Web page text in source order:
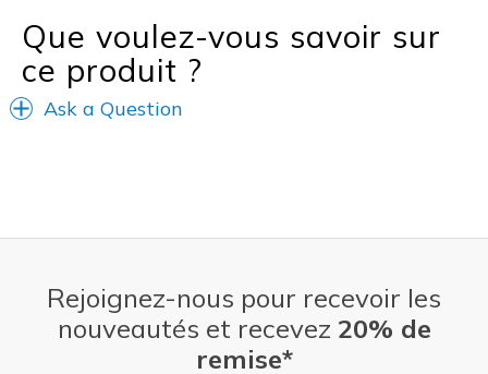
Que voulez-vous savoir sur
ce produit ?
Ask a Question
Rejoignez-nous pour recevoir les
nouveautés et recevez 20% de
remise*